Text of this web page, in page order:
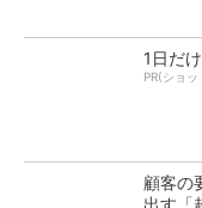
1日だ
PR(ショ
顧客の
出す「